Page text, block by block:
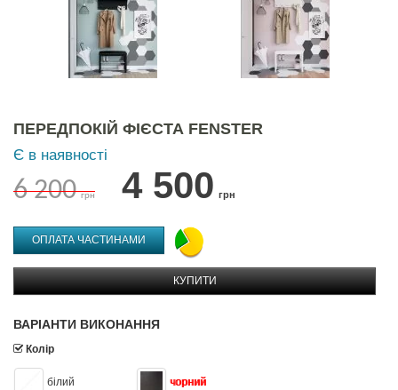
ПЕРЕДПОКІЙ ФІЄСТА FENSTER
Є в наявності
6 200 грн 4 500 грн
ОПЛАТА ЧАСТИНАМИ
КУПИТИ
ВАРІАНТИ ВИКОНАННЯ
Колір
білий чорний